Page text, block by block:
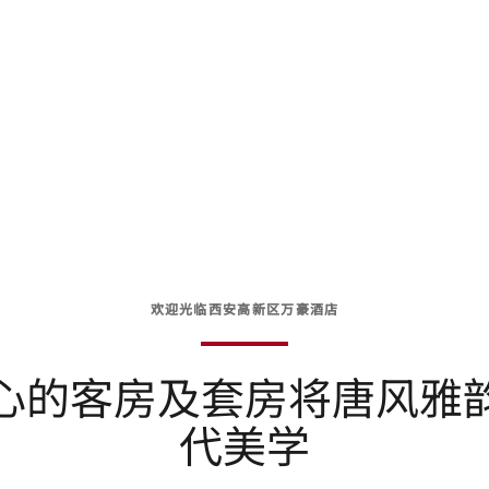
欢迎光临西安高新区万豪酒店
的客房及套房将唐风雅
代美学